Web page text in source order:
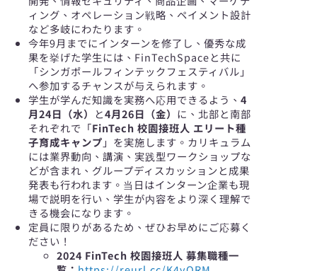
ィング、オペレーション戦略、ペイメント設計
など多岐にわたります。
今年9月までにインターンを修了し、優秀な成
果を挙げた学生には、FinTechSpaceと共に
「シンガポールフィンテックフェスティバル」
へ参加するチャンスが与えられます。
学生が学んだ知識を実務へ応用できるよう、 4
月24日（水）
と4月26日（金） に、北部と南部
それぞれで「FinTech 校園接班人 エリート種
子育成キャンプ 」を実施します。カリキュラム
には業界動向、講演、実践型ワークショップな
どが含まれ、グループディスカッションと成果
発表も行われます。当日はインターン企業も現
場で説明を行い、学生が内容をより深く理解で
きる機会になります。
定員に限りがあるため、ぜひお早めにご応募く
ださい！
2024 FinTech 校園接班人 募集職種一